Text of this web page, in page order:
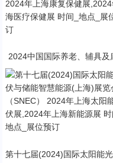
2024中国国际养老、辅具及
医疗博览会（上海老博会 AID
024年上海康复保健展,2024
海医疗保健展 时间_地点_展
订
第十七届(2024)国际太阳能